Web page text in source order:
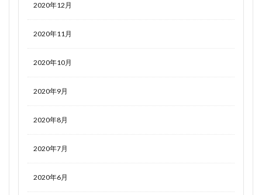
2020年12月
2020年11月
2020年10月
2020年9月
2020年8月
2020年7月
2020年6月